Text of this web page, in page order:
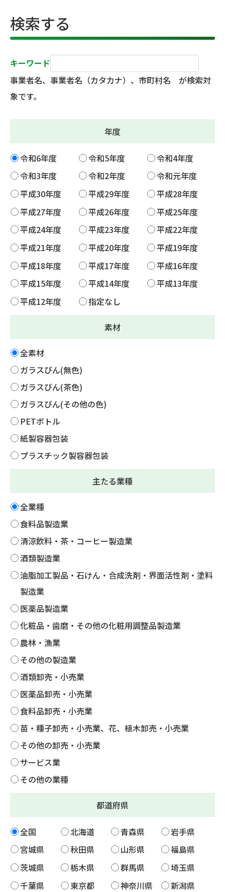
検索する
キーワード
事業者名、事業者名（カタカナ）、市町村名 が検索対
象です。
年度
令和6年度 令和5年度
令和4年度
令和3年度
令和2年度
令和元年度
平成30年度
平成29年度
平成28年度
平成27年度
平成26年度
平成25年度
平成24年度
平成23年度
平成22年度
平成21年度
平成20年度
平成19年度
平成18年度
平成17年度
平成16年度
平成15年度
平成14年度
平成13年度
平成12年度
指定なし
素材
全素材
ガラスびん(無色)
ガラスびん(茶色)
ガラスびん(その他の色)
PETボトル
紙製容器包装
プラスチック製容器包装
主たる業種
全業種
食料品製造業
清涼飲料・茶・コーヒー製造業
酒類製造業
油脂加工製品・石けん・合成洗剤・界面活性剤・塗料
製造業
医薬品製造業
化粧品・歯磨・その他の化粧用調整品製造業
農林・漁業
その他の製造業
酒類卸売・小売業
医薬品卸売・小売業
食料品卸売・小売業
苗・種子卸売・小売業、花、植木卸売・小売業
その他の卸売・小売業
サービス業
その他の業種
都道府県
全国 北海道 青森県
岩手県
宮城県
秋田県 山形県
福島県
茨城県
栃木県 群馬県
埼玉県
千葉県
東京都 神奈川県
新潟県